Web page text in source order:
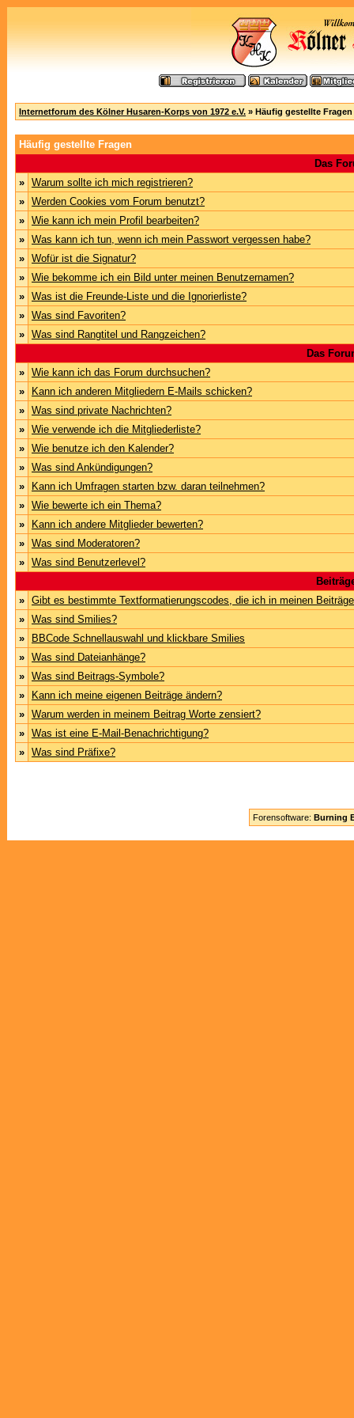
Internetforum des Kölner Husaren-Korps von 1972 e.V. » Häufig gestellte Fragen
Häufig gestellte Fragen
Das
» Warum sollte ich mich registrieren?
» Werden Cookies vom Forum benutzt?
» Wie kann ich mein Profil bearbeiten?
» Was kann ich tun, wenn ich mein Passwort vergessen habe?
» Wofür ist die Signatur?
» Wie bekomme ich ein Bild unter meinen Benutzernamen?
» Was ist die Freunde-Liste und die Ignorierliste?
» Was sind Favoriten?
» Was sind Rangtitel und Rangzeichen?
Das
» Wie kann ich das Forum durchsuchen?
»
Kann ich anderen Mitgliedern E-Mails schicken?
» Was sind private Nachrichten?
» Wie verwende ich die Mitgliederliste?
» Wie benutze ich den Kalender?
» Was sind Ankündigungen?
»
Kann ich Umfragen starten bzw. daran teilnehmen?
» Wie bewerte ich ein Thema?
»
Kann ich andere Mitglieder bewerten?
» Was sind Moderatoren?
» Was sind Benutzerlevel?
» Gibt es bestimmte Textformatierungscodes, die ich in meinen
» Was sind Smilies?
»
BBCode Schnellauswahl und klickbare Smilies
» Was sind Dateianhänge?
» Was sind Beitrags-Symbole?
»
Kann ich meine eigenen Beiträge ändern?
» Warum werden in meinem Beitrag Worte zensiert?
» Was ist eine E-Mail-Benachrichtigung?
» Was sind Präfixe?
Forensoftware: Burning